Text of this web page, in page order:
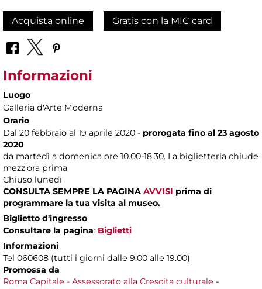
Acquista online Gratis con la MIC card
Informazioni
Luogo
Galleria d'Arte Moderna
Orario
Dal 20 febbraio al 19 aprile 2020 - prorogata fino al 23 agosto
2020
da martedì a domenica ore 10.00-18.30. La biglietteria chiude
mezz'ora prima
Chiuso lunedì
CONSULTA SEMPRE LA PAGINA AVVISI prima di
programmare la tua visita al museo.
Biglietto d'ingresso
Consultare la pagina: Biglietti
Informazioni
Tel 060608 (tutti i giorni dalle 9.00 alle 19.00)
Promossa da
Roma Capitale - Assessorato alla Crescita culturale -